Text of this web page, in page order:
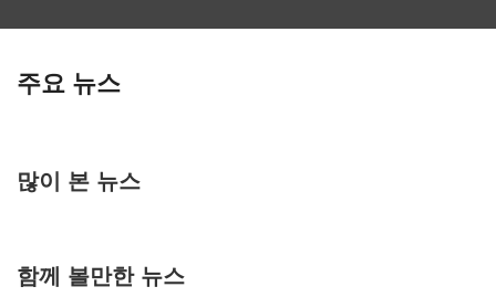
주요 뉴스
많이 본 뉴스
함께 볼만한 뉴스